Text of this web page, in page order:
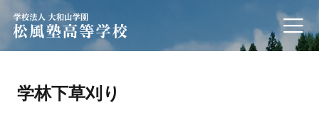
学林下草刈り